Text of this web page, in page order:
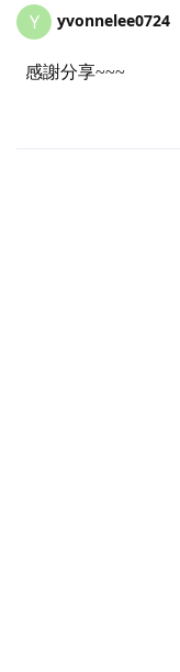
Y yvonnelee0724
感謝分享~~~